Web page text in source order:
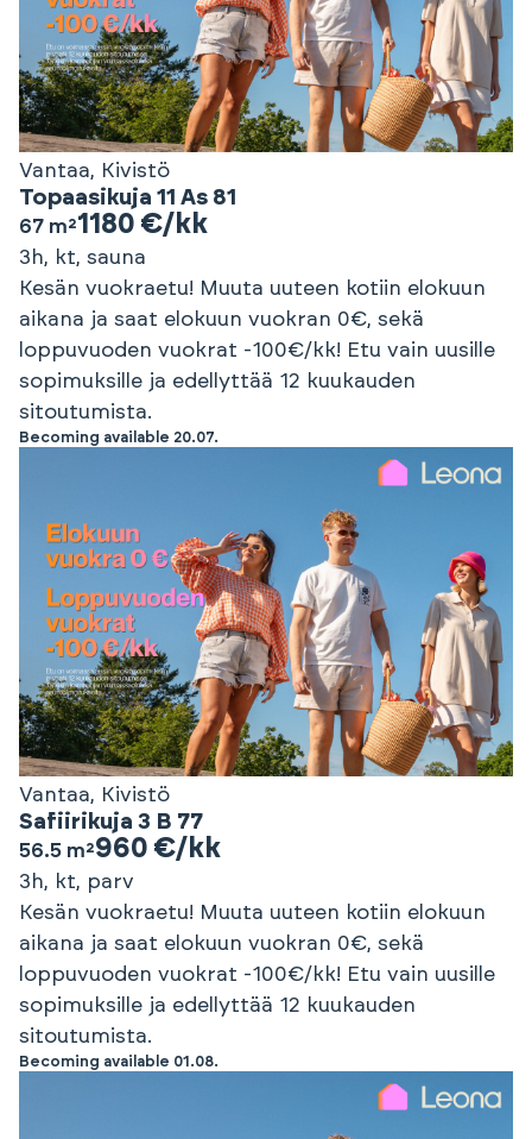
Vantaa, Kivistö
Topaasikuja 11 As 81
67 m²1180 €/kk
3h, kt, sauna
Kesän vuokraetu! Muuta uuteen kotiin elokuun
aikana ja saat elokuun vuokran 0€, sekä
loppuvuoden vuokrat -100€/kk! Etu vain uusille
sopimuksille ja edellyttää 12 kuukauden
sitoutumista.
Becoming available 20.07.
Vantaa, Kivistö
Safiirikuja 3 B 77
56.5 m²960 €/kk
3h, kt, parv
Kesän vuokraetu! Muuta uuteen kotiin elokuun
aikana ja saat elokuun vuokran 0€, sekä
loppuvuoden vuokrat -100€/kk! Etu vain uusille
sopimuksille ja edellyttää 12 kuukauden
sitoutumista.
Becoming available 01.08.